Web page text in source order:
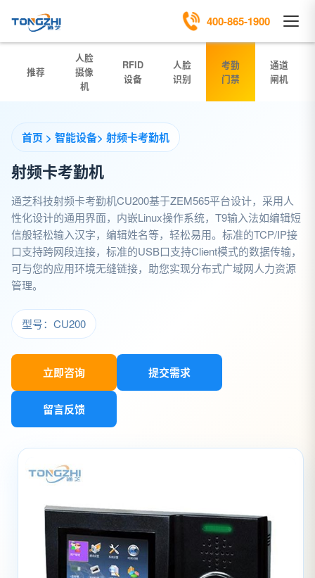
400-865-1900
推荐
人脸
摄像
机
RFID
设备
人脸
识别
考勤
门禁
通道
闸机
首页 > 智能设备> 射频卡考勤机
射频卡考勤机
通芝科技射频卡考勤机CU200基于ZEM565平台设计，采用人
性化设计的通用界面，内嵌Linux操作系统，T9输入法如编辑短
信般轻松输入汉字，编辑姓名等，轻松易用。标准的TCP/IP接
口支持跨网段连接，标准的USB口支持Client模式的数据传输，
可与您的应用环境无缝链接，助您实现分布式广域网人力资源
管理。
型号：CU200
立即咨询 提交需求
留言反馈